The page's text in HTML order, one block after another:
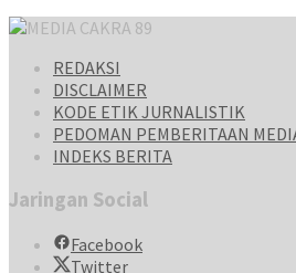
REDAKSI
DISCLAIMER
KODE ETIK JURNALISTIK
PEDOMAN PEMBERITAAN
INDEKS BERITA
Jaringan Social
Facebook
Twitter